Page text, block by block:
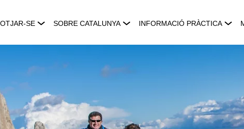
SE SOBRE CATALUNYA INFORMACIÓ PRÀCTICA